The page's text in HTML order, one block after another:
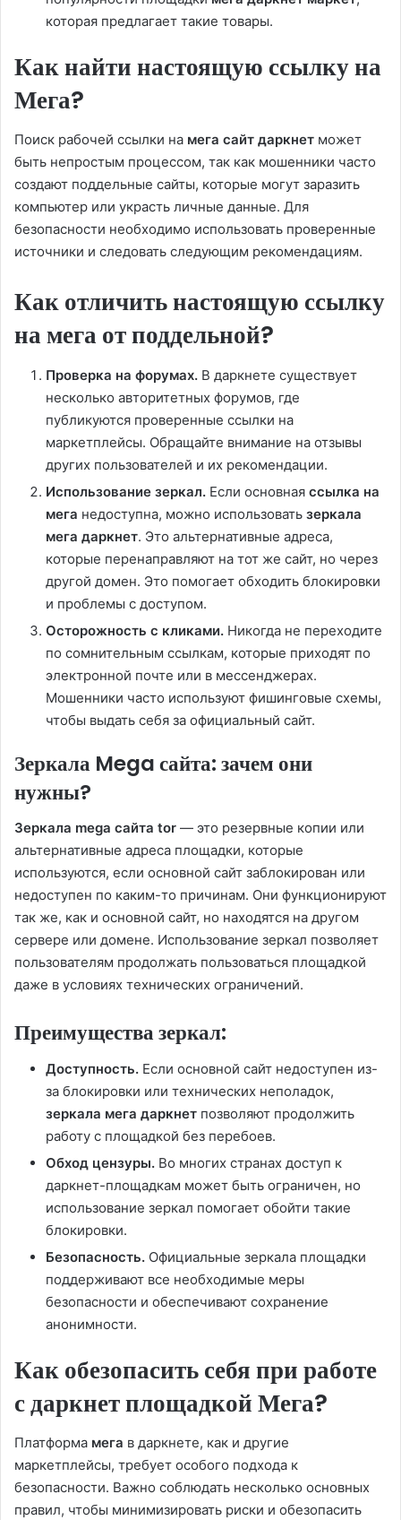
которая предлагает такие товары.
Как найти настоящую ссылку на
Мега?
Поиск рабочей ссылки на мега сайт даркнет может
быть непростым процессом, так как мошенники часто
создают поддельные сайты, которые могут заразить
компьютер или украсть личные данные. Для
безопасности необходимо использовать проверенные
источники и следовать следующим рекомендациям.
Как отличить настоящую ссылку
на мега от поддельной?
Проверка на форумах. В даркнете существует
несколько авторитетных форумов, где
публикуются проверенные ссылки на
маркетплейсы. Обращайте внимание на отзывы
других пользователей и их рекомендации.
Использование зеркал. Если основная ссылка на
мега недоступна, можно использовать зеркала
мега даркнет. Это альтернативные адреса,
которые перенаправляют на тот же сайт, но через
другой домен. Это помогает обходить блокировки
и проблемы с доступом.
Осторожность с кликами. Никогда не переходите
по сомнительным ссылкам, которые приходят по
электронной почте или в мессенджерах.
Мошенники часто используют фишинговые схемы,
чтобы выдать себя за официальный сайт.
Зеркала Mega сайта: зачем они
нужны?
Зеркала mega сайта tor — это резервные копии или
альтернативные адреса площадки, которые
используются, если основной сайт заблокирован или
недоступен по каким-то причинам. Они функционируют
так же, как и основной сайт, но находятся на другом
сервере или домене. Использование зеркал позволяет
пользователям продолжать пользоваться площадкой
даже в условиях технических ограничений.
Преимущества зеркал:
Доступность. Если основной сайт недоступен из-
за блокировки или технических неполадок,
зеркала мега даркнет позволяют продолжить
работу с площадкой без перебоев.
Обход цензуры. Во многих странах доступ к
даркнет-площадкам может быть ограничен, но
использование зеркал помогает обойти такие
блокировки.
Безопасность. Официальные зеркала площадки
поддерживают все необходимые меры
безопасности и обеспечивают сохранение
анонимности.
Как обезопасить себя при работе
с даркнет площадкой Мега?
Платформа мега в даркнете, как и другие
маркетплейсы, требует особого подхода к
безопасности. Важно соблюдать несколько основных
правил, чтобы минимизировать риски и обезопасить